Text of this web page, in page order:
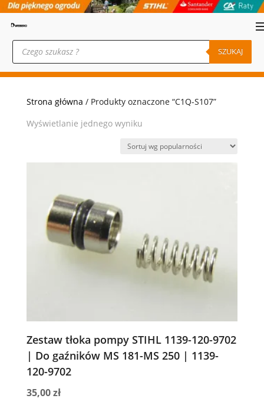
Wyszukiwarka
produktów SZUKAJ
Strona główna / Produkty oznaczone “C1Q-S107”
Wyświetlanie jednego wyniku
Zestaw tłoka pompy STIHL 1139-120-9702
| Do gaźników MS 181-MS 250 | 1139-
120-9702
35,00zł